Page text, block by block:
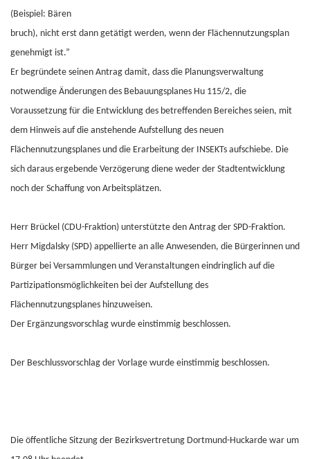
(Beispiel: Bären
bruch), nicht erst dann getätigt werden, wenn der Flächennutzungsplan
genehmigt ist.”
Er begründete seinen Antrag damit, dass die Planungsverwaltung
notwendige Änderungen des Bebauungsplanes Hu 115/2, die
Voraussetzung für die Entwicklung des betreffenden Bereiches seien, mit
dem Hinweis auf die anstehende Aufstellung des neuen
Flächennutzungsplanes und die Erarbeitung der INSEKTs aufschiebe. Die
sich daraus ergebende Verzögerung diene weder der Stadtentwicklung
noch der Schaffung von Arbeitsplätzen.
Herr Brückel (CDU-Fraktion) unterstützte den Antrag der SPD-Fraktion.
Herr Migdalsky (SPD) appellierte an alle Anwesenden, die Bürgerinnen und
Bürger bei Versammlungen und Veranstaltungen eindringlich auf die
Partizipationsmöglichkeiten bei der Aufstellung des
Flächennutzungsplanes hinzuweisen.
Der Ergänzungsvorschlag wurde einstimmig beschlossen.
Der Beschlussvorschlag der Vorlage wurde einstimmig beschlossen.
Die öffentliche Sitzung der Bezirksvertretung Dortmund-Huckarde war um